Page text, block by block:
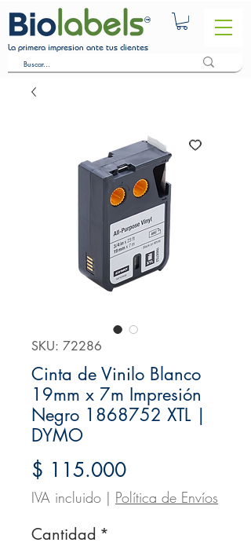
La primera impresion ante tus clientes
SKU: 72286
Cinta de Vinilo Blanco
19mm x 7m Impresión
Negro 1868752 XTL |
DYMO
$ 115.000Precio
IVA incluido | Política de Envíos
Cantidad *